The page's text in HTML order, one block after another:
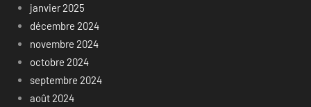
janvier 2025
décembre 2024
novembre 2024
octobre 2024
septembre 2024
août 2024